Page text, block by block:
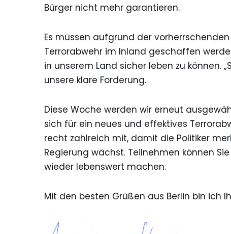
Bürger nicht mehr garantieren.
Es müssen aufgrund der
Terrorabwehr im Inland geschaffen
in unserem Land sicher leben zu können.
unsere klare Forderung.
Diese Woche werden wir erneut
sich für ein neues und effektives
recht zahlreich mit, damit die Politiker
Regierung wächst. Teilnehmen können
wieder lebenswert machen.
Mit den besten Grüßen aus Berlin bin ich